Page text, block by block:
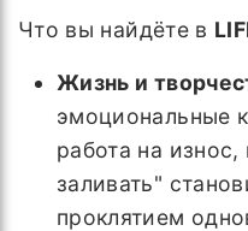
Что вы найдёте в
Жизнь и
эмоциональные
работа на износ,
заливать"
проклятием